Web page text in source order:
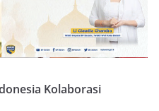
Kolaborasi